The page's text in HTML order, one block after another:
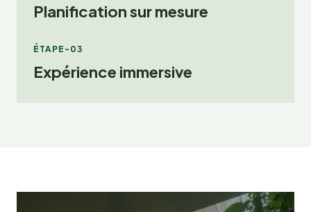
Planification sur mesure
ÉTAPE-03
Expérience immersive